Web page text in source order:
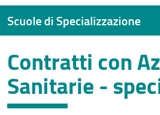
Contratti con
Sanitarie -
Scuole di Specializzazione
Scuole di Specializzazione Area
Immatricolazioni SSM2026 -
Immatricolazioni anni precedenti